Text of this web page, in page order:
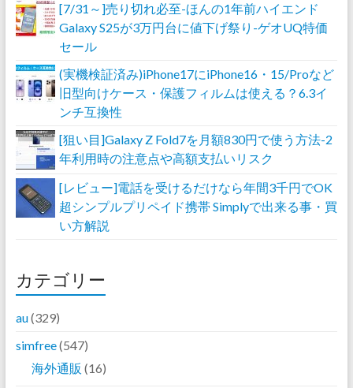
[7/31～]売り切れ必至-ほんの1年前ハイエンド
Galaxy S25が3万円台に値下げ祭り-ゲオUQ特価
セール
(実機検証済み)iPhone17にiPhone16・15/Proなど
旧型向けケース・保護フィルムは使える？6.3イ
ンチ互換性
[狙い目]Galaxy Z Fold7を月額830円で使う方法-2
年利用時の注意点や高額支払いリスク
[レビュー]電話を受けるだけなら年間3千円でOK
超シンプルプリペイド携帯 Simplyで出来る事・買
い方解説
カテゴリー
au(329)
simfree(547)
海外通販 (16)